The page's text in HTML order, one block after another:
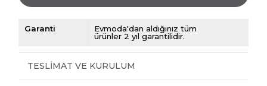
Garanti
Evmoda'dan aldığınız tüm
ürünler 2 yıl garantilidir.
TESLIMAT VE KURULUM